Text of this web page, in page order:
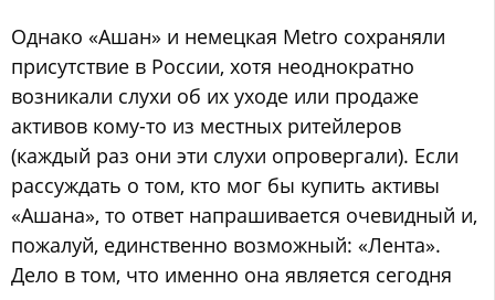
Однако «Ашан» и немецкая Metro сохраняли
присутствие в России, хотя неоднократно
возникали слухи об их уходе или продаже
активов кому-то из местных ритейлеров
(каждый раз они эти слухи опровергали). Если
рассуждать о том, кто мог бы купить активы
«Ашана», то ответ напрашивается очевидный и,
пожалуй, единственно возможный: «Лента».
Дело в том, что именно она является сегодня